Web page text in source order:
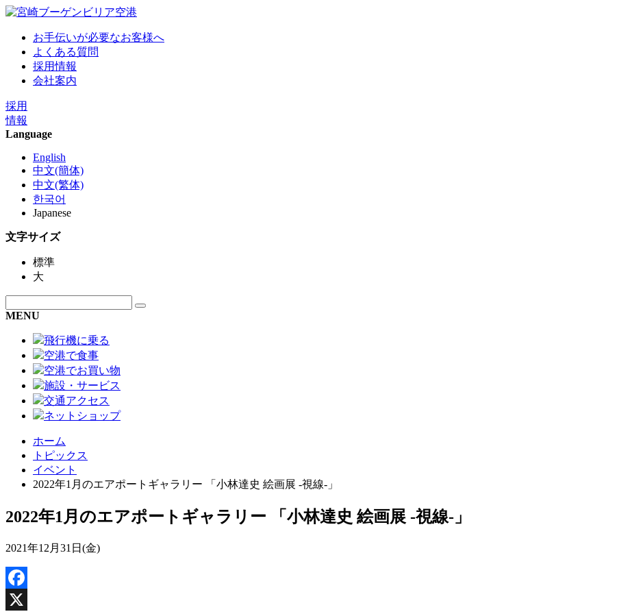
お手伝いが必要なお客様へ
よくある質問
採用情報
会社案内
採用
情報
Language
English
中文(簡体)
中文(繁体)
한국어
Japanese
文字サイズ
標準
大
MENU
飛行機に乗る
空港で食事
空港でお買い物
施設・サービス
交通アクセス
ネットショップ
ホーム
トピックス
イベント
2022年1月のエアポートギャラリー 「小林達史 絵画展 -視線-」
2022年1月のエアポートギャラリー 「小林達史 絵画展 -視線-」
2021年12月31日(金)
Facebook